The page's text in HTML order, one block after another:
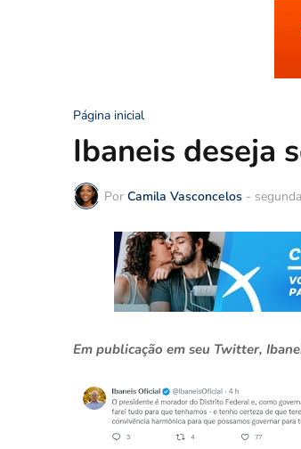
Página inicial
Ibaneis deseja
Por Camila Vasconcelos -
Em publicação em seu Twitter,